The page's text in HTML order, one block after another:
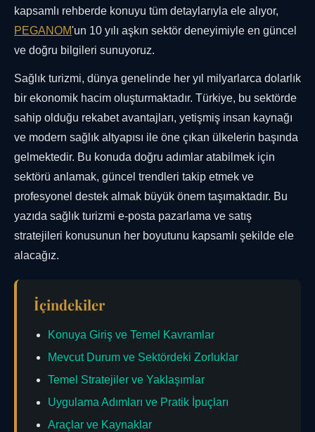
kapsamlı rehberde konuyu tüm detaylarıyla ele alıyor,
PEGANOM'un 10 yılı aşkın sektör deneyimiyle en güncel
ve doğru bilgileri sunuyoruz.
Sağlık turizmi, dünya genelinde her yıl milyarlarca dolarlık
bir ekonomik hacim oluşturmaktadır. Türkiye, bu sektörde
sahip olduğu rekabet avantajları, yetişmiş insan kaynağı
ve modern sağlık altyapısı ile öne çıkan ülkelerin başında
gelmektedir. Bu konuda doğru adımlar atabilmek için
sektörü anlamak, güncel trendleri takip etmek ve
profesyonel destek almak büyük önem taşımaktadır. Bu
yazıda sağlık turizmi e-posta pazarlama ve satış
stratejileri konusunun her boyutunu kapsamlı şekilde ele
alacağız.
İçindekiler
Konuya Giriş ve Temel Kavramlar
Mevcut Durum ve Sektördeki Zorluklar
Temel Stratejiler ve Yaklaşımlar
Uygulama Adımları ve Pratik İpuçları
Araçlar ve Kaynaklar